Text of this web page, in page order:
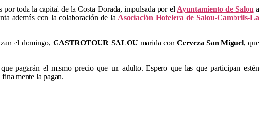
por toda la capital de la Costa Dorada, impulsada por el Ayuntamiento de Salou a
además con la colaboración de la Asociación Hotelera de Salou-Cambrils-La
el domingo, GASTROTOUR SALOU marida con Cerveza San Miguel, que
pagarán el mismo precio que un adulto. Espero que las que participan estén
la pagan.